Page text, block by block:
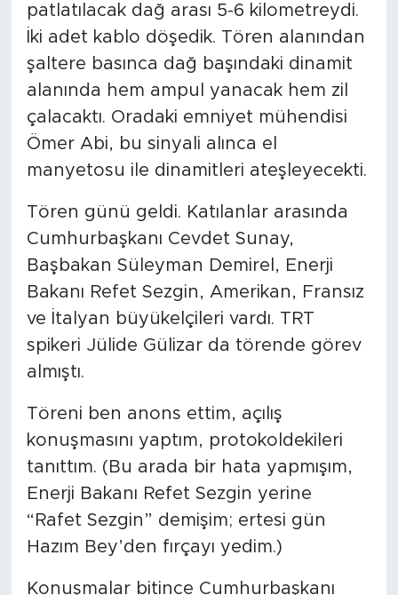
patlatılacak dağ arası 5-6 kilometreydi.
İki adet kablo döşedik. Tören alanından
şaltere basınca dağ başındaki dinamit
alanında hem ampul yanacak hem zil
çalacaktı. Oradaki emniyet mühendisi
Ömer Abi, bu sinyali alınca el
manyetosu ile dinamitleri ateşleyecekti.
Tören günü geldi. Katılanlar arasında
Cumhurbaşkanı Cevdet Sunay,
Başbakan Süleyman Demirel, Enerji
Bakanı Refet Sezgin, Amerikan, Fransız
ve İtalyan büyükelçileri vardı. TRT
spikeri Jülide Gülizar da törende görev
almıştı.
Töreni ben anons ettim, açılış
konuşmasını yaptım, protokoldekileri
tanıttım. (Bu arada bir hata yapmışım,
Enerji Bakanı Refet Sezgin yerine
“Rafet Sezgin” demişim; ertesi gün
Hazım Bey’den fırçayı yedim.)
Konuşmalar bitince Cumhurbaşkanı